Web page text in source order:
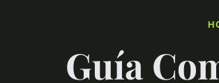
Guía